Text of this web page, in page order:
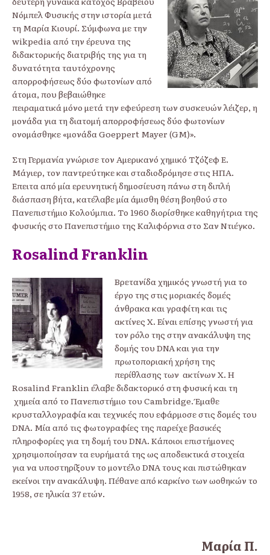
Νόμπελ Φυσικής στην ιστορία μετά
τη Μαρία Κιουρί. Σύμφωνα με την
wikpedia από την έρευνα της
διδακτορικής διατριβής της για τη
δυνατότητα ταυτόχρονης
απορροφήσεως δύο φωτονίων από
άτομα, που βεβαιώθηκε
πειραματικά μόνο μετά την εφεύρεση των συσκευών λέιζερ, η
μονάδα για τη διατομή απορροφήσεως δύο φωτονίων
ονομάσθηκε «μονάδα Goeppert Mayer (GM)».
Στη Γερμανία γνώρισε τον Αμερικανό χημικό Τζόζεφ Ε.
Μάγιερ, τον παντρεύτηκε και σταδιοδρόμησε στις ΗΠΑ.
Έπειτα από μία ερευνητική δημοσίευση πάνω στη διπλή
διάσπαση βήτα, κατέλαβε μία άμισθη θέση βοηθού στο
Πανεπιστήμιο Κολούμπια. Το 1960 διορίσθηκε καθηγήτρια της
φυσικής στο Πανεπιστήμιο της Καλιφόρνια στο Σαν Ντιέγκο.
Rosalind Franklin
Βρετανίδα χημικός γνωστή για το
έργο της στις μοριακές δομές
άνθρακα και γραφίτη και τις
ακτίνες Χ. Είναι επίσης γνωστή για
τον ρόλο της στην ανακάλυψη της
δομής του DNA και για την
πρωτοποριακή χρήση της
περίθλασης των ακτίνων Χ. Η
Rosalind Franklin έλαβε διδακτορικό στη φυσική και τη
χημεία από το Πανεπιστήμιο του Cambridge. Έμαθε
κρυσταλλογραφία και τεχνικές που εφάρμοσε στις δομές του
DNA. Μία από τις φωτογραφίες της παρείχε βασικές
πληροφορίες για τη δομή του DNA. Κάποιοι επιστήμονες
χρησιμοποίησαν τα ευρήματά της ως αποδεικτικά στοιχεία
για να υποστηρίξουν το μοντέλο DNA τους και πιστώθηκαν
εκείνοι την ανακάλυψη. Πέθανε από καρκίνο των ωοθηκών το
1958, σε ηλικία 37 ετών.
Μαρία Π.